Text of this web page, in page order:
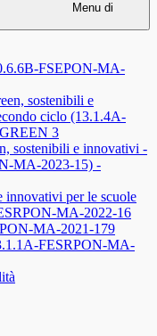
Menu di
FSEPON-MA-
sostenibili e
ciclo (13.1.4A-
3
sostenibili e innovativi -
MA-2023-15) -
innovativi per le scuole
MA-2022-16
MA-2021-179
FESRPON-MA-